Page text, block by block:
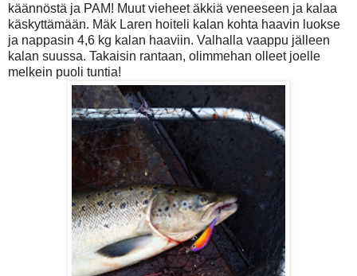
käännöstä ja PAM! Muut vieheet äkkiä veneeseen ja kalaa
käskyttämään. Mäk Laren hoiteli kalan kohta haavin luokse
ja nappasin 4,6 kg kalan haaviin. Valhalla vaappu jälleen
kalan suussa. Takaisin rantaan, olimmehan olleet joelle
melkein puoli tuntia!